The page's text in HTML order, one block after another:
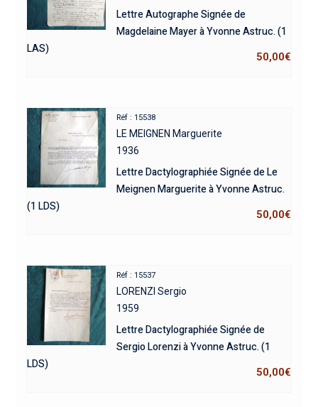
Lettre Autographe Signée de
Magdelaine Mayer à Yvonne Astruc. (1
LAS)
50,00€
Réf : 15538
LE MEIGNEN Marguerite
1936
Lettre Dactylographiée Signée de Le
Meignen Marguerite à Yvonne Astruc.
(1 LDS)
50,00€
Réf : 15537
LORENZI Sergio
1959
Lettre Dactylographiée Signée de
Sergio Lorenzi à Yvonne Astruc. (1
LDS)
50,00€